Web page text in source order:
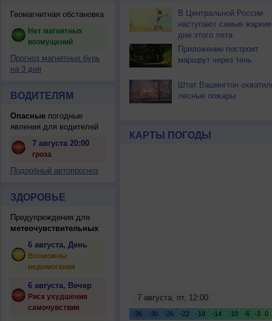
Геомагнитная обстановка
Нет магнитных
возмущений
Прогноз магнитных бурь
на 3 дня
ВОДИТЕЛЯМ
Опасныепогодные
явления для водителей
7 августа 20:00
гроза
Подробный автопрогноз
ЗДОРОВЬЕ
Предупреждения для
метеочувствительных
6 августа, День
Возможны
недомогания
6 августа, Вечер
Риск ухудшения
самочувствия
В Центральной России
наступают самые жаркие
дни этого лета
Приложение построит
маршрут через тень
Штат Вашингтон
лесные пожары
КАРТЫ ПОГОДЫ